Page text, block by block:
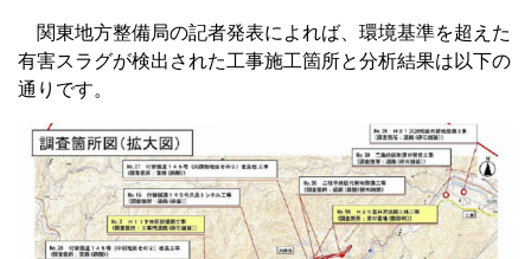
関東地方整備局の記者発表によれば、環境基準を超えた
有害スラグが検出された工事施工箇所と分析結果は以下の
通りです。